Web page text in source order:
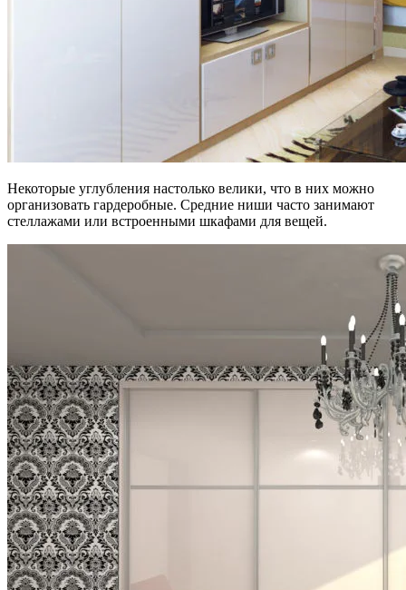
Некоторые углубления настолько велики, что в них можно
организовать гардеробные. Средние ниши часто занимают
стеллажами или встроенными шкафами для вещей.